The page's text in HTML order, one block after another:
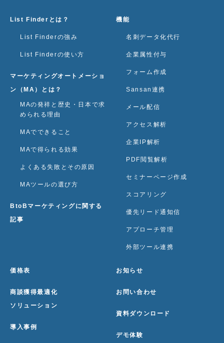
List Finderとは？
List Finderの強み
List Finderの使い方
マーケティングオートメーショ
ン（MA）とは？
MAの発祥と歴史・日本で求
められる理由
MAでできること
MAで得られる効果
よくある失敗とその原因
MAツールの選び方
BtoBマーケティングに関する
記事
機能
名刺データ化代行
企業属性付与
フォーム作成
Sansan連携
メール配信
アクセス解析
企業IP解析
PDF閲覧解析
セミナーページ作成
スコアリング
優先リード通知信
アプローチ管理
外部ツール連携
価格表
商談獲得最適化
ソリューション
導入事例
お知らせ
お問い合わせ
資料ダウンロード
デモ体験